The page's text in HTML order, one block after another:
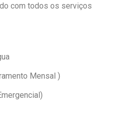
com todos os serviços
Mensal )